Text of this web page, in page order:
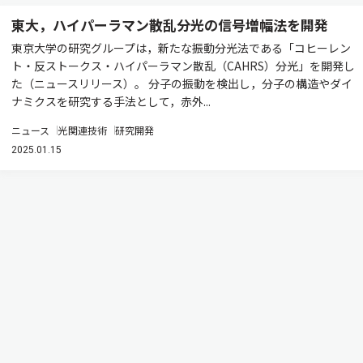
東大，ハイパーラマン散乱分光の信号増幅法を開発
東京大学の研究グループは，新たな振動分光法である「コヒーレン
ト・反ストークス・ハイパーラマン散乱（CAHRS）分光」を開発し
た（ニュースリリース）。 分子の振動を検出し，分子の構造やダイ
ナミクスを研究する手法として，赤外...
ニュース 光関連技術 研究開発
2025.01.15